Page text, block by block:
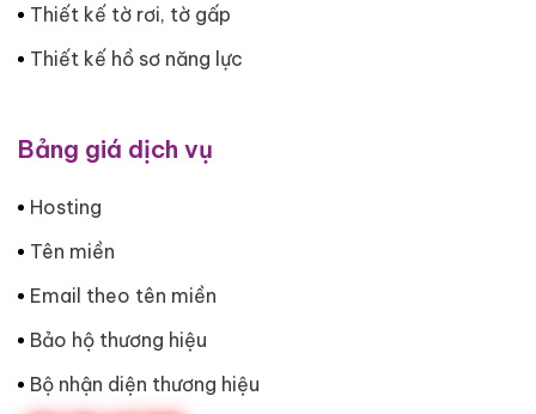
Thiết kế tờ rơi, tờ gấp
Thiết kế hồ sơ năng lực
Bảng giá dịch vụ
Hosting
Tên miền
Email theo tên miền
Bảo hộ thương hiệu
Bộ nhận diện thương hiệu